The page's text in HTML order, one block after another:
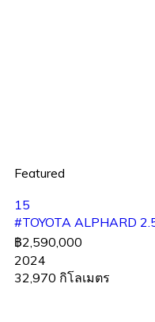
Featured
15
#TOYOTA ALPHARD
฿2,590,000
2024
32,970 กิโลเมตร